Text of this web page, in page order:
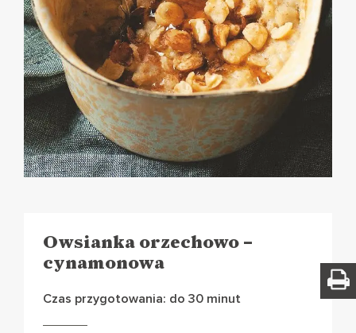
Owsianka orzechowo –
cynamonowa
Czas przygotowania: do 30 minut